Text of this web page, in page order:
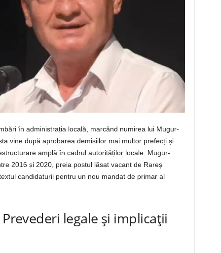
în administrația locală, marcând numirea lui Mugur-
vine după aprobarea demisiilor mai multor prefecți și
amplă în cadrul autorităților locale. Mugur-
2016 și 2020, preia postul lăsat vacant de Rareș
candidaturii pentru un nou mandat de primar al
legale și implicații